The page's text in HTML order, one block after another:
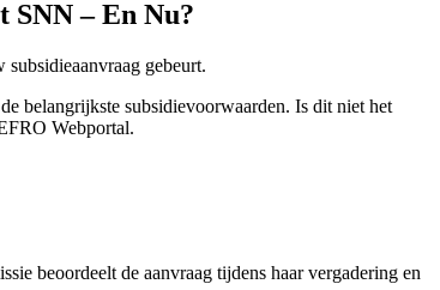
SNN – En Nu?
gebeurt.
belangrijkste subsidievoorwaarden. Is dit niet het
Webportal.
beoordeelt de aanvraag tijdens haar vergadering en